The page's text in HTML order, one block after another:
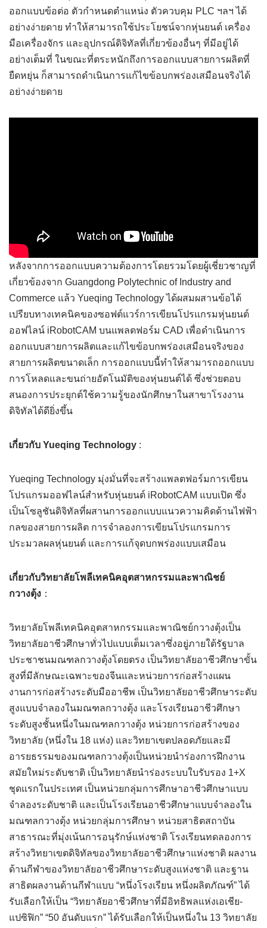
ออกแบบข้อต่อ ตัวกำหนดตำแหน่ง ตัวควบคุม PLC ฯลฯ ได้
อย่างง่ายดาย ทำให้สามารถใช้ประโยชน์จากหุ่นยนต์ เครื่อง
มือเครื่องจักร และอุปกรณ์ดิจิทัลที่เกี่ยวข้องอื่นๆ ที่มีอยู่ได้
อย่างเต็มที่ ในขณะที่ตระหนักถึงการออกแบบสายการผลิตที่
ยืดหยุ่น ก็สามารถดำเนินการแก้ไขข้อบกพร่องเสมือนจริงได้
อย่างง่ายดาย
หลังจากการออกแบบความต้องการโดยรวมโดยผู้เชี่ยวชาญที่
เกี่ยวข้องจาก Guangdong Polytechnic of Industry and
Commerce แล้ว Yueqing Technology ได้ผสมผสานข้อได้
เปรียบทางเทคนิคของซอฟต์แวร์การเขียนโปรแกรมหุ่นยนต์
ออฟไลน์ iRobotCAM บนแพลตฟอร์ม CAD เพื่อดำเนินการ
ออกแบบสายการผลิตและแก้ไขข้อบกพร่องเสมือนจริงของ
สายการผลิตขนาดเล็ก การออกแบบนี้ทำให้สามารถออกแบบ
การโหลดและขนถ่ายอัตโนมัติของหุ่นยนต์ได้ ซึ่งช่วยตอบ
สนองการประยุกต์ใช้ความรู้ของนักศึกษาในสาขาโรงงาน
ดิจิทัลได้ดียิ่งขึ้น
เกี่ยวกับ Yueqing Technology :
Yueqing Technology มุ่งมั่นที่จะสร้างแพลตฟอร์มการเขียน
โปรแกรมออฟไลน์สำหรับหุ่นยนต์ iRobotCAM แบบเปิด ซึ่ง
เป็นโซลูชันดิจิทัลที่ผสานการออกแบบแนวความคิดด้านไฟฟ้า
กลของสายการผลิต การจำลองการเขียนโปรแกรมการ
ประมวลผลหุ่นยนต์ และการแก้จุดบกพร่องแบบเสมือน
เกี่ยวกับวิทยาลัยโพลีเทคนิคอุตสาหกรรมและพาณิชย์
กวางตุ้ง ：
วิทยาลัยโพลีเทคนิคอุตสาหกรรมและพาณิชย์กวางตุ้งเป็น
วิทยาลัยอาชีวศึกษาทั่วไปแบบเต็มเวลาซึ่งอยู่ภายใต้รัฐบาล
ประชาชนมณฑลกวางตุ้งโดยตรง เป็นวิทยาลัยอาชีวศึกษาขั้น
สูงที่มีลักษณะเฉพาะของจีนและหน่วยการก่อสร้างแผน
งานการก่อสร้างระดับมืออาชีพ เป็นวิทยาลัยอาชีวศึกษาระดับ
สูงแบบจำลองในมณฑลกวางตุ้ง และโรงเรียนอาชีวศึกษา
ระดับสูงชั้นหนึ่งในมณฑลกวางตุ้ง หน่วยการก่อสร้างของ
วิทยาลัย (หนึ่งใน 18 แห่ง) และวิทยาเขตปลอดภัยและมี
อารยธรรมของมณฑลกวางตุ้งเป็นหน่วยนำร่องการฝึกงาน
สมัยใหม่ระดับชาติ เป็นวิทยาลัยนำร่องระบบใบรับรอง 1+X
ชุดแรกในประเทศ เป็นหน่วยกลุ่มการศึกษาอาชีวศึกษาแบบ
จำลองระดับชาติ และเป็นโรงเรียนอาชีวศึกษาแบบจำลองใน
มณฑลกวางตุ้ง หน่วยกลุ่มการศึกษา หน่วยสาธิตสถาบัน
สาธารณะที่มุ่งเน้นการอนุรักษ์แห่งชาติ โรงเรียนทดลองการ
สร้างวิทยาเขตดิจิทัลของวิทยาลัยอาชีวศึกษาแห่งชาติ ผลงาน
ด้านกีฬาของวิทยาลัยอาชีวศึกษาระดับสูงแห่งชาติ และฐาน
สาธิตผลงานด้านกีฬาแบบ “หนึ่งโรงเรียน หนึ่งผลิตภัณฑ์” ได้
รับเลือกให้เป็น “วิทยาลัยอาชีวศึกษาที่มีอิทธิพลแห่งเอเชีย-
แปซิฟิก” “50 อันดับแรก” ได้รับเลือกให้เป็นหนึ่งใน 13 วิทยาลัย